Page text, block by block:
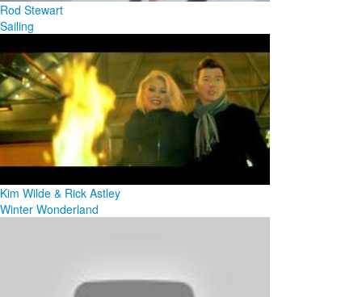
Rod Stewart
Sailing
Kim Wilde & Rick Astley
Winter Wonderland